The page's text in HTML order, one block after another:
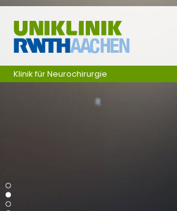
Skip navigation
Klinik für Neurochirurgie